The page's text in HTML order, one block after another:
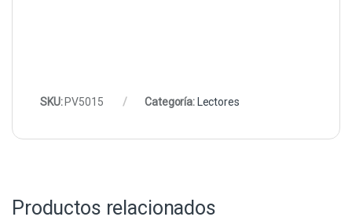
SKU: PV5015 Categoría: Lectores
Productos relacionados